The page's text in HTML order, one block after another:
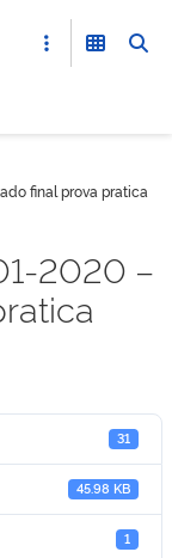
final prova pratica
2020 –
31
45.98 KB
1